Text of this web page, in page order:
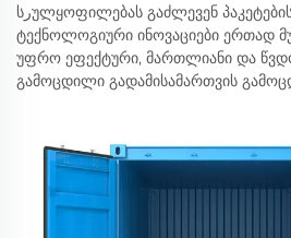
სرულყოფილებას გაძლევენ პაკეტების გადამისამართვაში. ეს
ტექნოლოგიური ინოვაციები ერთად
უფრო ეფექტური, მართლიანი და
გამოცდილი გადამისამართვის